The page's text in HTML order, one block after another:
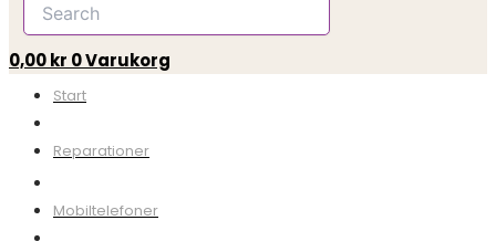
0,00kr 0Varukorg
Start
Mobiltelefoner